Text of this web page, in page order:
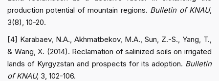
production potential of mountain regions. Bulletin of KNAU,
3(8), 10-20.
[4] Karabaev, N.A., Akhmatbekov, M.A., Sun, Z.-S., Yang, T.,
& Wang, X. (2014). Reclamation of salinized soils on irrigated
lands of Kyrgyzstan and prospects for its adoption. Bulletin
of KNAU, 3, 102-106.